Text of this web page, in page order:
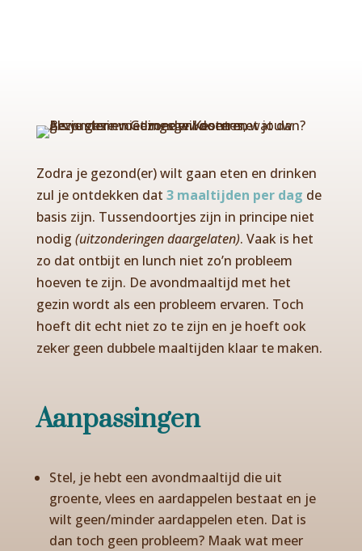
Zodra je gezond(er) wilt gaan eten en drinken
zul je ontdekken dat 3 maaltijden per dag de
basis zijn. Tussendoortjes zijn in principe niet
nodig (uitzonderingen daargelaten). Vaak is het
zo dat ontbijt en lunch niet zo’n probleem
hoeven te zijn. De avondmaaltijd met het
gezin wordt als een probleem ervaren. Toch
hoeft dit echt niet zo te zijn en je hoeft ook
zeker geen dubbele maaltijden klaar te maken.
Aanpassingen
Stel, je hebt een avondmaaltijd die uit
groente, vlees en aardappelen bestaat en je
wilt geen/minder aardappelen eten. Dat is
dan toch geen probleem? Maak wat meer